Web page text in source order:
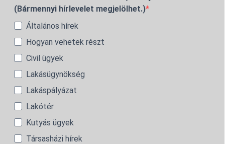
(Bármennyi hírlevelet megjelölhet.)
Általános hírek
Hogyan vehetek részt
Civil ügyek
Lakásügynökség
Lakáspályázat
Lakótér
Kutyás ügyek
Társasházi hírek